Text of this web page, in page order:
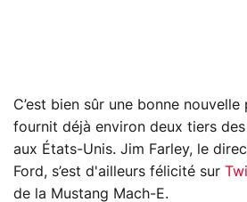
C’est bien sûr une bonne nouvelle
fournit déjà environ deux tiers
aux États-Unis. Jim Farley, le
Ford, s’est d'ailleurs félicité sur
de la Mustang Mach-E.